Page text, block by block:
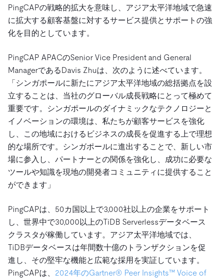
PingCAPの戦略的拡大を意味し、アジア太平洋地域で急速
に拡大する顧客基盤に対するサービス提供とサポートの強
化を目的としています。
PingCAP APACのSenior Vice President and General
ManagerであるDavis Zhuは、次のように述べています。
「シンガポールに新たにアジア太平洋地域の総括拠点を設
立することは、当社のグローバル成長戦略にとって極めて
重要です。シンガポールのダイナミックなテクノロジーと
イノベーションの環境は、私たちが顧客サービスを強化
し、この地域におけるビジネスの成長を促進する上で理想
的な場所です。シンガポールに進出することで、新しい市
場に参入し、パートナーとの関係を強化し、成功に必要な
ツールや知識を現地の開発者コミュニティに提供すること
ができます」
PingCAPは、50カ国以上で3,000社以上の企業をサポート
し、世界中で30,000以上のTiDB Serverlessデータベース
クラスタが稼働しています。アジア太平洋地域では、
TiDBデータベースは年間数十億のトランザクションを促
進し、その堅牢な機能と広範な採用を実証しています。
PingCAPは、 2024年のGartner® Peer Insights™ Voice of